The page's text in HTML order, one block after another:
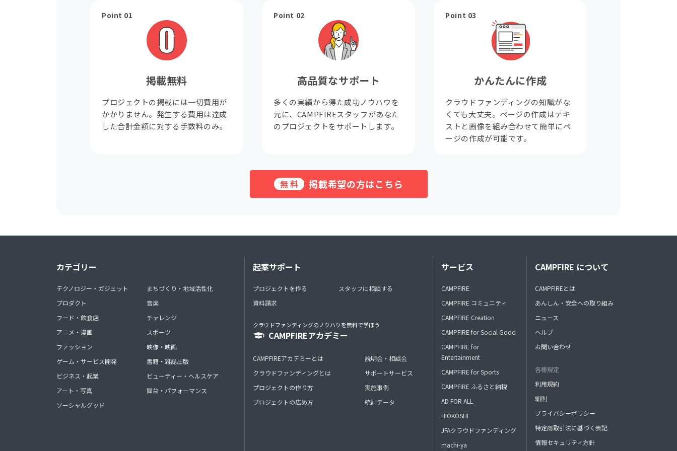
Point 01
掲載無料
プロジェクトの掲載には一切費用が
かかりません。発生する費用は達成
した合計金額に対する手数料のみ。
Point 02
高品質なサポート
多くの実績から得た成功ノウハウを
元に、CAMPFIREスタッフがあなた
のプロジェクトをサポートします。
Point 03
かんたんに作成
クラウドファンディングの知識がな
くても大丈夫。ページの作成はテキ
ストと画像を組み合わせて簡単にペ
ージの作成が可能です。
無料 掲載希望の方はこちら
カテゴリー
テクノロジー・ガジェット
プロダクト
フード・飲食店
アニメ・漫画
ファッション
ゲーム・サービス開発
ビジネス・起業
アート・写真
ソーシャルグッド
まちづくり・地域活性化
音楽
チャレンジ
スポーツ
映像・映画
書籍・雑誌出版
ビューティー・ヘルスケア
舞台・パフォーマンス
起案サポート
プロジェクトを作る
資料請求
スタッフに相談する
クラウドファンディングのノウハウを無料で学ぼう
CAMPFIREアカデミー
CAMPFIREアカデミーとは
クラウドファンディングとは
プロジェクトの作り方
プロジェクトの広め方
説明会・相談会
サポートサービス
実施事例
統計データ
サービス
CAMPFIRE
CAMPFIRE コミュニティ
CAMPFIRE Creation
CAMPFIRE for Social Good
CAMPFIRE for
Entertainment
CAMPFIRE for Sports
CAMPFIRE ふるさと納税
AD FOR ALL
HIOKOSHI
JFAクラウドファンディング
machi-ya
CAMPFIRE について
CAMPFIREとは
あんしん・安全への取り組み
ニュース
ヘルプ
お問い合わせ
各種規定
利用規約
細則
プライバシーポリシー
特定商取引法に基づく表記
情報セキュリティ方針